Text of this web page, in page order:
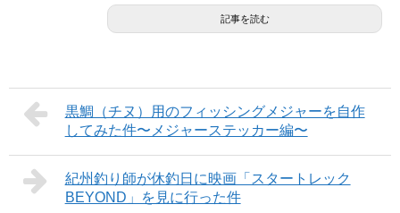
記事を読む
黒鯛（チヌ）用のフィッシングメジャーを自作
してみた件〜メジャーステッカー編〜
紀州釣り師が休釣日に映画「スタートレック
BEYOND」を見に行った件